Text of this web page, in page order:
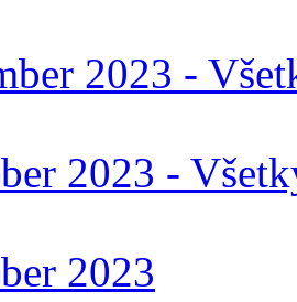
2023 -
2023 -
2023